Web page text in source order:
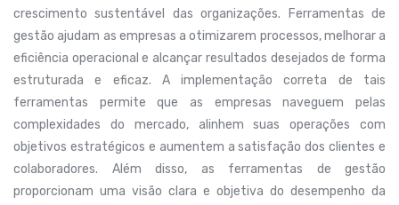
crescimento sustentável das organizações. Ferramentas de
gestão ajudam as empresas a otimizarem processos, melhorar a
eficiência operacional e alcançar resultados desejados de forma
estruturada e eficaz. A implementação correta de tais
ferramentas permite que as empresas naveguem pelas
complexidades do mercado, alinhem suas operações com
objetivos estratégicos e aumentem a satisfação dos clientes e
colaboradores. Além disso, as ferramentas de gestão
proporcionam uma visão clara e objetiva do desempenho da